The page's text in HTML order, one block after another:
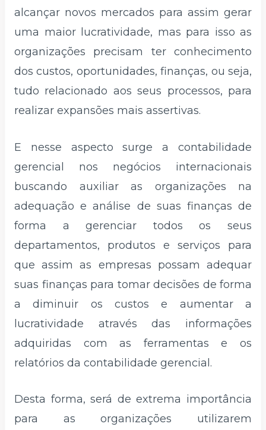
alcançar novos mercados para assim gerar
uma maior lucratividade, mas para isso as
organizações precisam ter conhecimento
dos custos, oportunidades, finanças, ou seja,
tudo relacionado aos seus processos, para
realizar expansões mais assertivas.
E nesse aspecto surge a contabilidade
gerencial nos negócios internacionais
buscando auxiliar as organizações na
adequação e análise de suas finanças de
forma a gerenciar todos os seus
departamentos, produtos e serviços para
que assim as empresas possam adequar
suas finanças para tomar decisões de forma
a diminuir os custos e aumentar a
lucratividade através das informações
adquiridas com as ferramentas e os
relatórios da contabilidade gerencial.
Desta forma, será de extrema importância
para as organizações utilizarem